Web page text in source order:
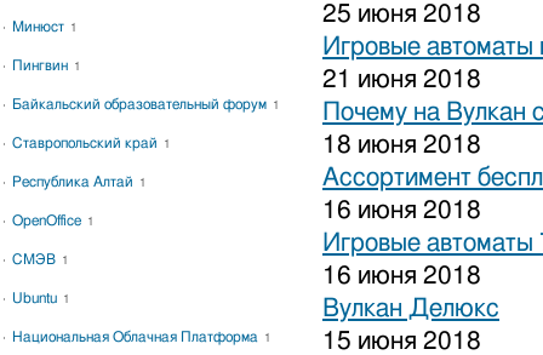
25 июня 2018
Игровые
21 июня 2018
Почему на Вулкан
18 июня 2018
Ассортимент
16 июня 2018
Игровые автоматы
16 июня 2018
Вулкан Делюкс
15 июня 2018
Минюст 1
Пингвин 1
Байкальский образовательный форум 1
Ставропольский край 1
Республика Алтай 1
OpenOffice 1
СМЭВ 1
Ubuntu 1
Национальная Облачная Платформа 1